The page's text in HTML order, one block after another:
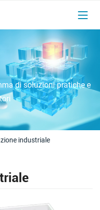
di soluzioni pratiche e
industriale